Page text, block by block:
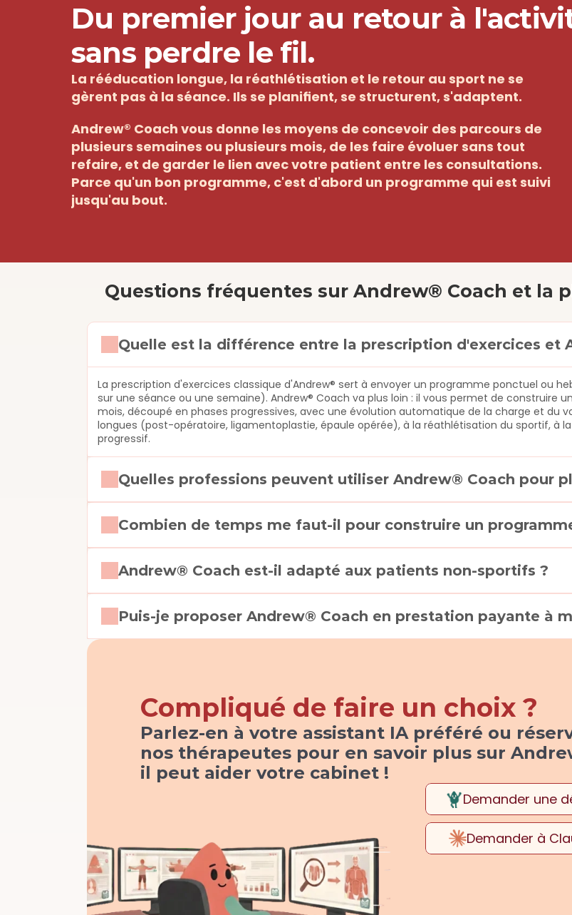
Du premier jour au retour à
sans perdre le fil.
La rééducation longue, la réathlétisation et le retour au sport ne se
gèrent pas à la séance. Ils se planifient, se structurent, s'adaptent.
Andrew® Coach vous donne les moyens de concevoir des parcours de
plusieurs semaines ou plusieurs mois, de les faire évoluer sans tout
refaire, et de garder le lien avec votre patient entre les consultations.
Parce qu'un bon programme, c'est d'abord un programme qui est suivi
jusqu'au bout.
Questions fréquentes sur Andrew® Coach et la
Quelle est la différence entre la prescription d'exercices et
La prescription d'exercices classique d'Andrew® sert à envoyer un programme ponctuel ou
sur une séance ou une semaine). Andrew® Coach va plus loin : il vous permet de construire
mois, découpé en phases progressives, avec une évolution automatique de la charge et du
longues (post-opératoire, ligamentoplastie, épaule opérée), à la réathlétisation du sportif, à
progressif.
Quelles professions peuvent utiliser Andrew® Coach pour
Combien de temps me faut-il pour construire un
Andrew® Coach est-il adapté aux patients non-sportifs ?
Puis-je proposer Andrew® Coach en prestation payante à
Compliqué de faire un choix ?
Parlez-en à votre assistant IA préféré ou
nos thérapeutes pour en savoir plus sur
il peut aider votre cabinet !
Demander une
Demander à